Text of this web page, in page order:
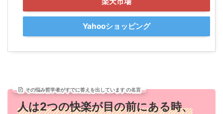
Yahooショッピング
その悩み哲学者がすでに答えを出しています の名言
人は2つの快楽が目の前にある時、